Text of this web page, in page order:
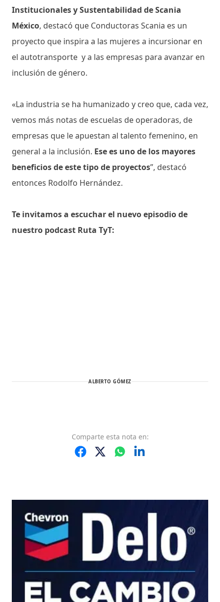
Institucionales y Sustentabilidad de Scania
México, destacó que Conductoras Scania es un
proyecto que inspira a las mujeres a incursionar en
el autotransporte y a las empresas para avanzar en
inclusión de género.
«La industria se ha humanizado y creo que, cada vez,
vemos más notas de escuelas de operadoras, de
empresas que le apuestan al talento femenino, en
general a la inclusión. Ese es uno de los mayores
beneficios de este tipo de proyectos”, destacó
entonces Rodolfo Hernández.
Te invitamos a escuchar el nuevo episodio de
nuestro podcast Ruta TyT:
ALBERTO GÓMEZ
Comparte esta nota en: